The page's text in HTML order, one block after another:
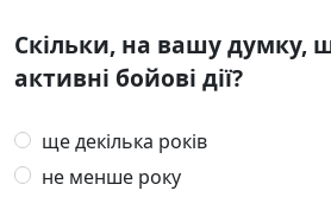
Скільки, на вашу думку,
активні бойові дії?
ще декілька років
не менше року